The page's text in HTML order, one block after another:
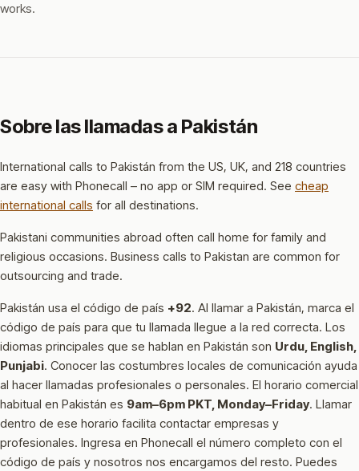
works.
Sobre las llamadas a Pakistán
International calls to Pakistán from the US, UK, and 218 countries
are easy with Phonecall – no app or SIM required. See cheap
international calls for all destinations.
Pakistani communities abroad often call home for family and
religious occasions. Business calls to Pakistan are common for
outsourcing and trade.
Pakistán usa el código de país +92. Al llamar a Pakistán, marca el
código de país para que tu llamada llegue a la red correcta. Los
idiomas principales que se hablan en Pakistán son Urdu, English,
Punjabi. Conocer las costumbres locales de comunicación ayuda
al hacer llamadas profesionales o personales. El horario comercial
habitual en Pakistán es 9am–6pm PKT, Monday–Friday. Llamar
dentro de ese horario facilita contactar empresas y
profesionales. Ingresa en Phonecall el número completo con el
código de país y nosotros nos encargamos del resto. Puedes